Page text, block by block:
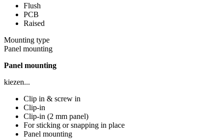
Flush
PCB
Raised
Mounting type
Panel mounting
Panel mounting
kiezen...
Clip in & screw in
Clip-in
Clip-in (2 mm panel)
For sticking or snapping in place
Panel mounting